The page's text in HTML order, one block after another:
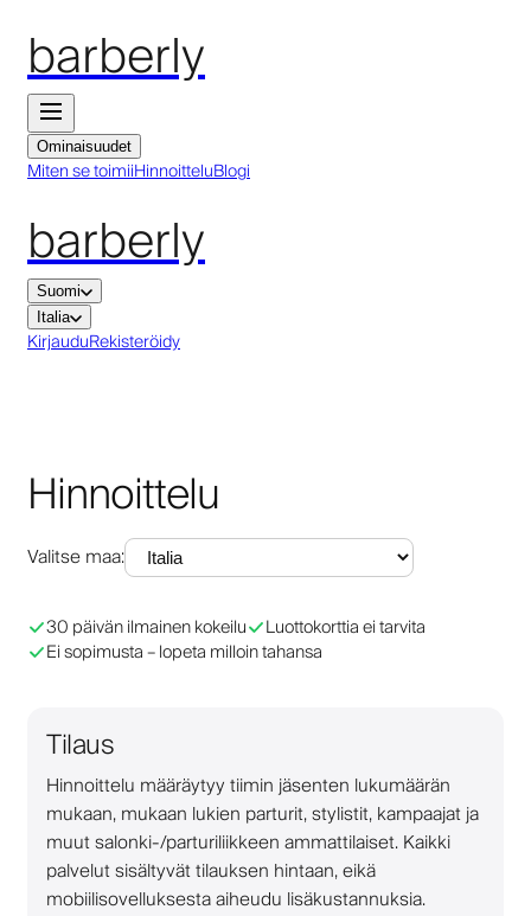
barberly
Ominaisuudet
Miten se toimiiHinnoitteluBlogi
barberly
Suomi
Italia
KirjauduRekisteröidy
Hinnoittelu
Valitse maa:
30 päivän ilmainen kokeilu
Luottokorttia ei tarvita
Ei sopimusta – lopeta milloin tahansa
Tilaus
Hinnoittelu määräytyy tiimin jäsenten lukumäärän
mukaan, mukaan lukien parturit, stylistit, kampaajat ja
muut salonki-/parturiliikkeen ammattilaiset. Kaikki
palvelut sisältyvät tilauksen hintaan, eikä
mobiilisovelluksesta aiheudu lisäkustannuksia.